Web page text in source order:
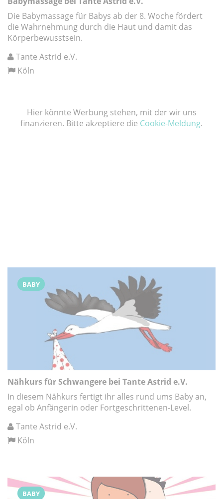
Die Babymassage für Babys ab der 8. Woche fördert
die Wahrnehmung durch die Haut und damit das
Körperbewusstsein.
Tante Astrid e.V.
Köln
Hier könnte Werbung stehen, mit der wir uns
finanzieren. Bitte akzeptiere die Cookie-Meldung.
BABY
Nähkurs für Schwangere bei Tante Astrid e.V.
In diesem Nähkurs fertigt ihr alles rund ums Baby an,
egal ob Anfängerin oder Fortgeschrittenen-Level.
Tante Astrid e.V.
Köln
BABY